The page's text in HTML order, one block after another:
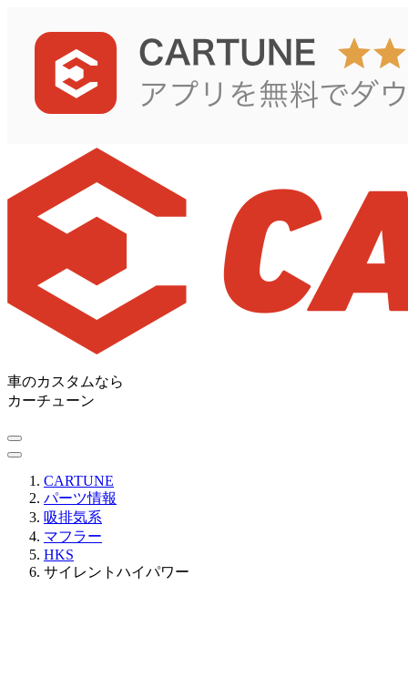
車のカスタムなら
カーチューン
CARTUNE
パーツ情報
吸排気系
マフラー
HKS
サイレントハイパワー